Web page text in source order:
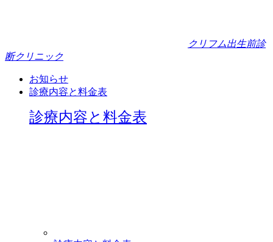
クリフム出生前診
断クリニック
お知らせ
診療内容と料金表
診療内容と料金表